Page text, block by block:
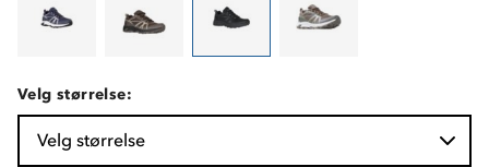
Velg størrelse:
Velg størrelse